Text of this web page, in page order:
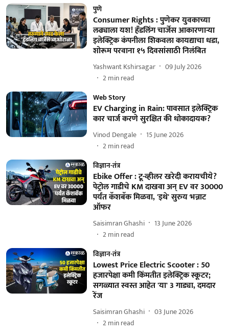
पुणे
Consumer Rights : पुणेकर युवकाच्या
लढ्याला यश! हँडलिंग चार्जेस आकारणाऱ्या
इलेक्ट्रिक कंपनीला शिकवला कायद्याचा धडा,
शोरूम परवाना १५ दिवसांसाठी निलंबित
Yashwant Kshirsagar
09 July 2026
2min read
Web Story
EV Charging in Rain: पावसात इलेक्ट्रिक
कार चार्ज करणे सुरक्षित की धोकादायक?
Vinod Dengale
15 June 2026
2min read
विज्ञान-तंत्र
Ebike Offer : टू-व्हीलर खरेदी करायचीये?
पेट्रोल गाडीचे KM दाखवा अन् EV वर 30000
पर्यंत कॅशबॅक मिळवा, 'इथे' सुरुय भन्नाट
ऑफर
Saisimran Ghashi
13 June 2026
2min read
विज्ञान-तंत्र
Lowest Price Electric Scooter : 50
हजारपेक्षा कमी किंमतीत इलेक्ट्रिक स्कूटर;
सगळ्यात स्वस्त आहेत 'या' 3 गाड्या, दमदार
रेंज
Saisimran Ghashi
03 June 2026
2min read